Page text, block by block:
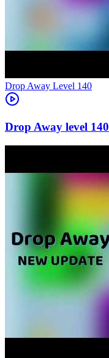
Level 140
140